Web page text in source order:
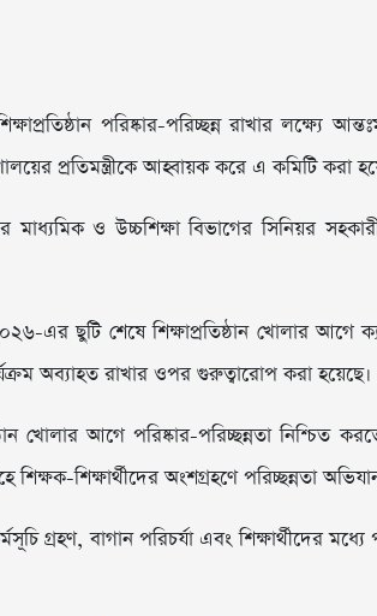
পরিষ্কার-পরিচ্ছন্ন রাখার লক্ষ্যে
প্রতিমন্ত্রীকে আহ্বায়ক করে এ কমিটি করা
মাধ্যমিক ও উচ্চশিক্ষা বিভাগের সিনিয়র
এর ছুটি শেষে শিক্ষাপ্রতিষ্ঠান খোলার আগে
অব্যাহত রাখার ওপর গুরুত্বারোপ করা হয়েছে।
খোলার আগে পরিষ্কার-পরিচ্ছন্নতা নিশ্চিত
শিক্ষার্থীদের অংশগ্রহণে পরিচ্ছন্নতা
গ্রহণ, বাগান পরিচর্যা এবং শিক্ষার্থীদের